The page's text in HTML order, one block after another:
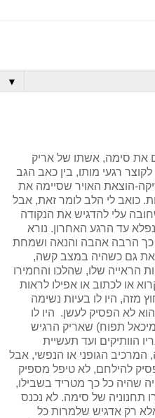
▼
את סימה, אשתו של אריק
לקוצר רגעי מותו, בין כאב הגב
הוצאת האויר שסיימה את
כואב לי הלב לומר זאת, אבל
עלי להדגיש את הנקודה
נפלא עד הרגע האחרון. נורא
כך הרבה אהבה והנאה ושמחת
גם כשהיה במצב קשה,
הראייה שלו, שהלכו והחמירו
או לכתוב או אפילו לראות
מזה, היו לו בעיות נשימה
לא הפסיק לעשן. היו לו
תפוח) שאריק הרגיש
הוותיקים ועד תעשיית
הגופני או הנפשי, אבל
להילחם, לא טיפל מספיק
שהיה כל כך מטריד בשבילו,
תחנוניה של סימה. לא נכנס
רק אדגיש שלמרות כל